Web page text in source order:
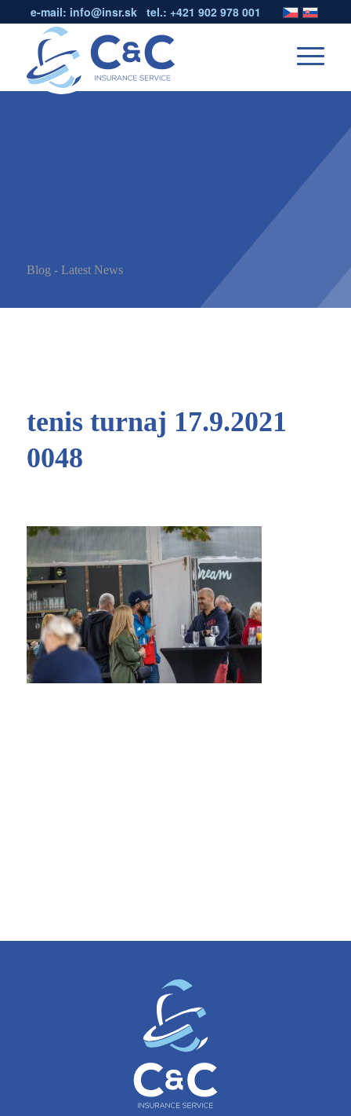
e-mail: info@insr.sktel.: +421 902 978 001
Blog - Latest News
tenis turnaj 17.9.2021
0048